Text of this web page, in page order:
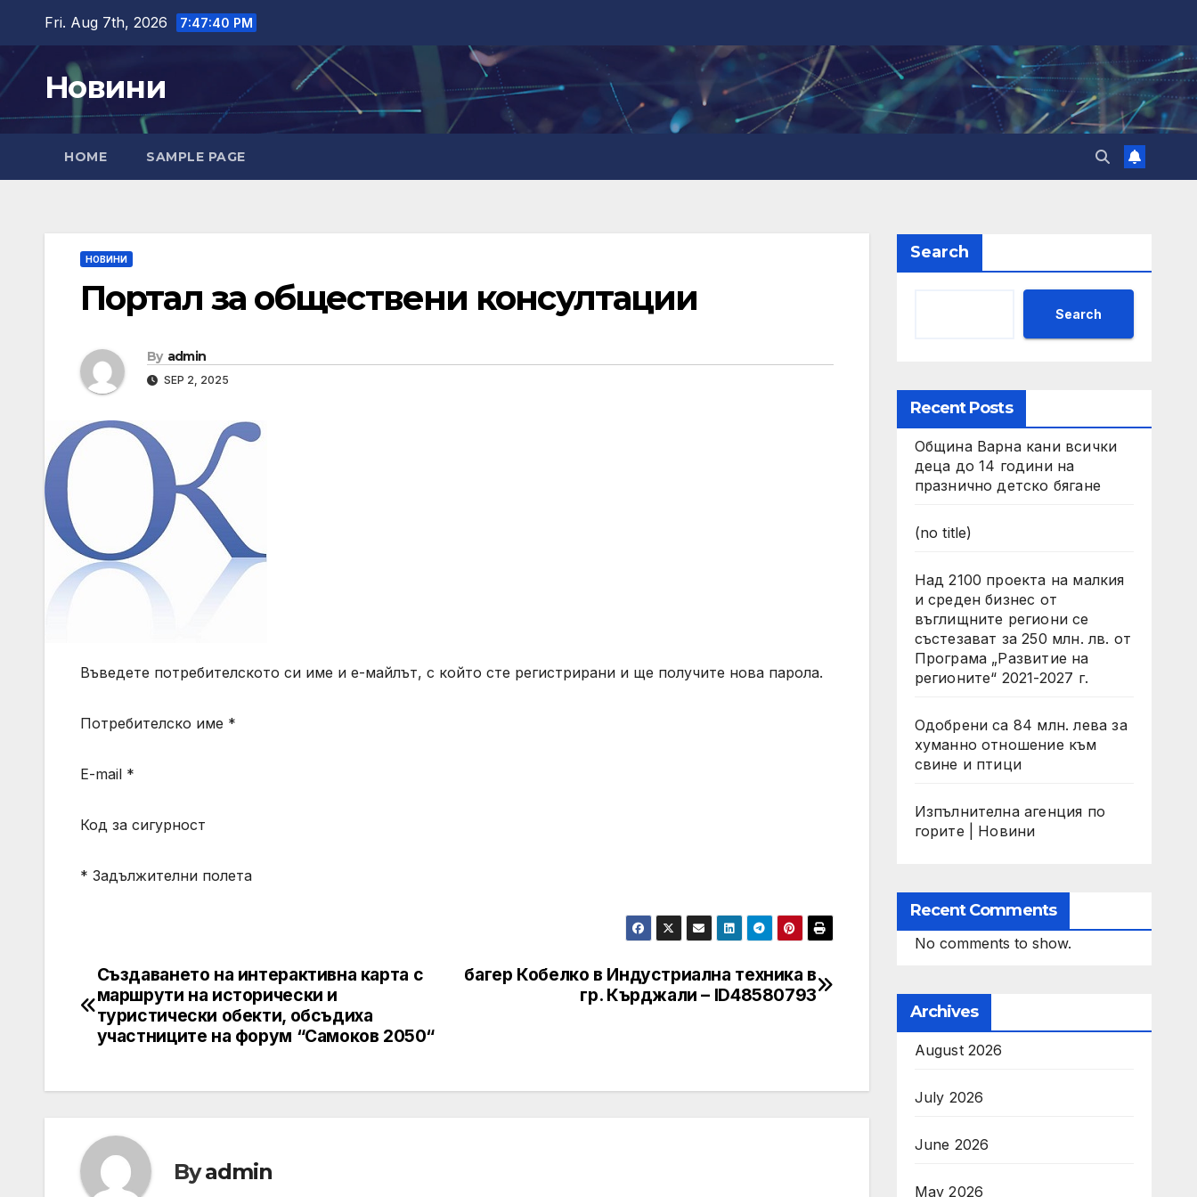
content
Fri. Aug 7th, 2026 7:47:40 PM
Новини
HOME SAMPLE PAGE
НОВИНИ
Портал за обществени консултации
By admin
SEP 2, 2025
Въведете потребителското си име и е-майлът, с който сте регистрирани и ще получите нова парола.
Потребителско име *
E-mail *
Код за сигурност
* Задължителни полета
Post
navigation
багер Кобелко в Индустриална техника в
гр. Кърджали – ID48580793
Създаването на интерактивна карта с
маршрути на исторически и
туристически обекти, обсъдиха
участниците на форум “Самоков 2050“
Byadmin
Search
Search
Recent Posts
Община Варна кани всички
деца до 14 години на
празнично детско бягане
(no title)
Над 2100 проекта на малкия
и среден бизнес от
въглищните региони се
състезават за 250 млн. лв. от
Програма „Развитие на
регионите“ 2021-2027 г.
Одобрени са 84 млн. лева за
хуманно отношение към
свине и птици
Изпълнителна агенция по
горите | Новини
Recent Comments
No comments to show.
Archives
August 2026
July 2026
June 2026
May 2026